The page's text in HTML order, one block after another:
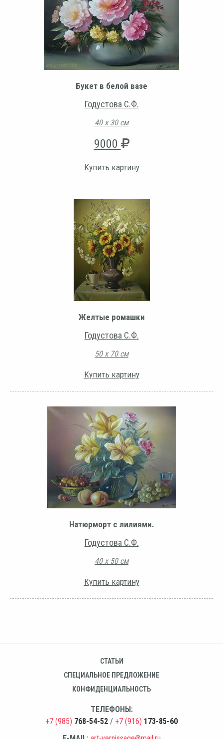
Букет в белой вазе
Годустова С.Ф.
40 х 30 см
9000
Купить картину
Желтые ромашки
Годустова С.Ф.
50 х 70 см
Купить картину
Натюрморт с лилиями.
Годустова С.Ф.
40 х 50 см
Купить картину
СТАТЬИ
СПЕЦИАЛЬНОЕ ПРЕДЛОЖЕНИЕ
КОНФИДЕНЦИАЛЬНОСТЬ
ТЕЛЕФОНЫ:
+7 (985) 768-54-52 / +7 (916) 173-85-60